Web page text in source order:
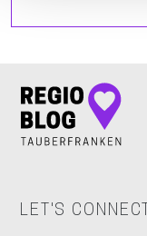
LET'S CONNECT